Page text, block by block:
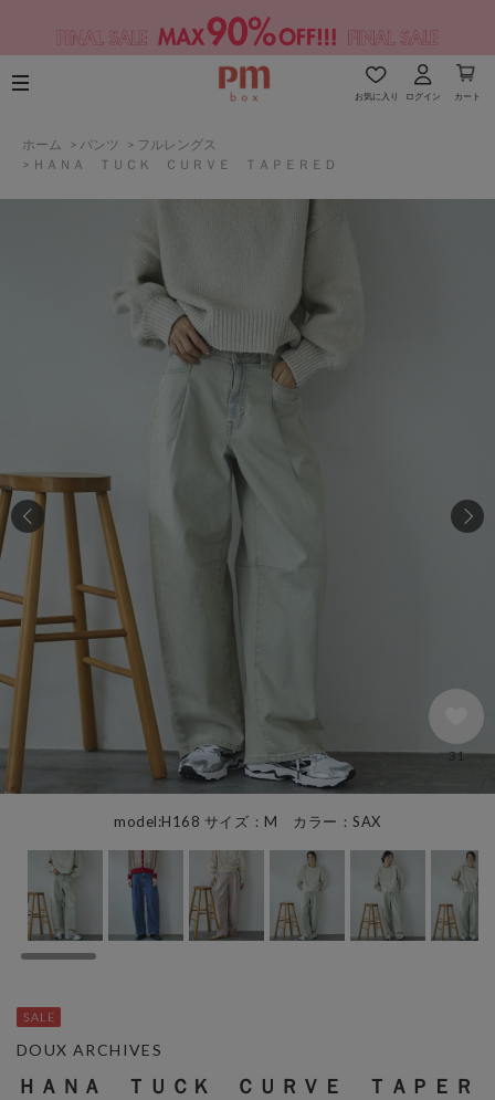
お気に入り ログイン カート
ホーム > パンツ > フルレングス
> ＨＡＮＡ ＴＵＣＫ ＣＵＲＶＥ ＴＡＰＥＲＥＤ
model:H168 サイズ：M カラー：SAX
31
ＨＡＮＡ ＴＵＣＫ ＣＵＲＶＥ ＴＡＰＥＲ
DOUX ARCHIVES